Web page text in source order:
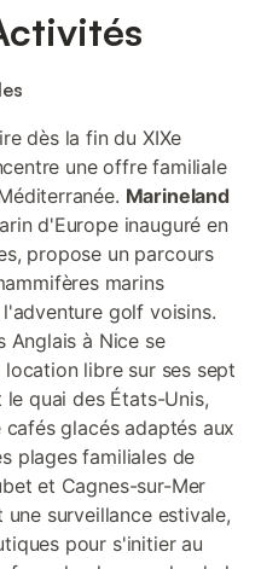
dès la fin du XIXe
une offre familiale
Marineland
d'Europe inauguré en
propose un parcours
marins
golf voisins.
Anglais à Nice se
libre sur ses sept
quai des États-Unis,
glacés adaptés aux
plages familiales de
et Cagnes-sur-Mer
surveillance estivale,
pour s'initier au